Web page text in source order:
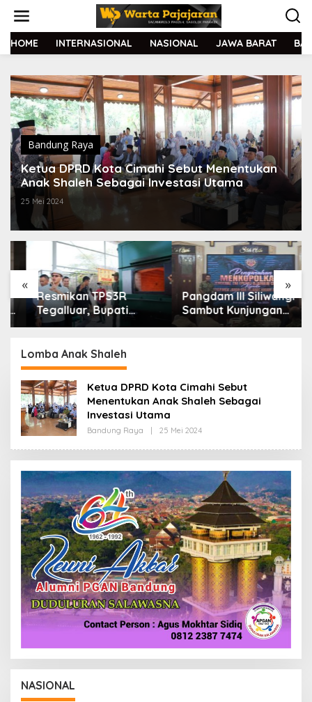
t
HOME INTERNASIONAL NASIONAL JAWA BARAT
Bandung Raya
Ketua DPRD Kota Cimahi Sebut Menentukan
Anak Shaleh Sebagai Investasi Utama
25 Mei 2024
« »
Resmikan TPS3R
Tegalluar, Bupati
Bandung: Sampah
Pemerintah
Pangdam III Siliwangi
Sambut Kunjungan
Kerja Menkopolkam:
Lomba Anak Shaleh
Ketua DPRD Kota Cimahi Sebut
Menentukan Anak Shaleh Sebagai
Investasi Utama
Bandung Raya 25 Mei 2024
E
H
R
A
K
I
NASIONAL